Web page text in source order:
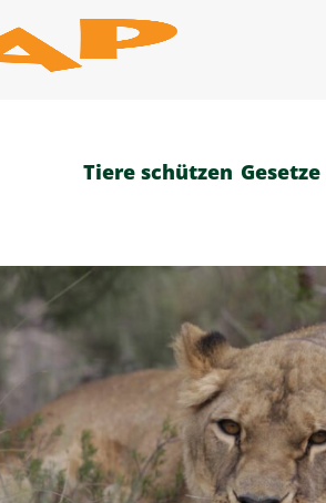
Tiere schützen